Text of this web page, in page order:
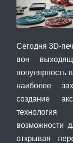
Сегодня 3D-
вон
популярность
наиболее
создание
технология
возможности
открывая